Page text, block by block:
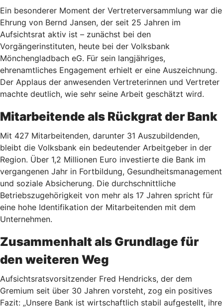
Ein besonderer Moment der Vertreterversammlung war die
Ehrung von Bernd Jansen, der seit 25 Jahren im
Aufsichtsrat aktiv ist – zunächst bei den
Vorgängerinstituten, heute bei der Volksbank
Mönchengladbach eG. Für sein langjähriges,
ehrenamtliches Engagement erhielt er eine Auszeichnung.
Der Applaus der anwesenden Vertreterinnen und Vertreter
machte deutlich, wie sehr seine Arbeit geschätzt wird.
Mitarbeitende als Rückgrat der Bank
Mit 427 Mitarbeitenden, darunter 31 Auszubildenden,
bleibt die Volksbank ein bedeutender Arbeitgeber in der
Region. Über 1,2 Millionen Euro investierte die Bank im
vergangenen Jahr in Fortbildung, Gesundheitsmanagement
und soziale Absicherung. Die durchschnittliche
Betriebszugehörigkeit von mehr als 17 Jahren spricht für
eine hohe Identifikation der Mitarbeitenden mit dem
Unternehmen.
Zusammenhalt als Grundlage für
den weiteren Weg
Aufsichtsratsvorsitzender Fred Hendricks, der dem
Gremium seit über 30 Jahren vorsteht, zog ein positives
Fazit: „Unsere Bank ist wirtschaftlich stabil aufgestellt, ihre